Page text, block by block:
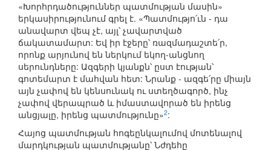
«Խորհրդածություններ պատմության մասին»
երկասիրությունում գրել է. «Պատմությո՛ւն - դա
անավարտ վեպ չէ, այլ՝ չավարտված
ճակատամարտ: Եվ իր էջերը՝ ռազմադաշտե՛ր,
որոնք արյունով են ներկում եկող-անցնող
սերունդները: Ազգերի կյանքն՝ ըստ էության՝
գոտեմարտ է մահվան հետ: Նրանք - ազգե՛րը միայն
այն չափով են կենսունակ ու ստեղծագործ, ինչ
չափով վերապրած և իմաստավորած են իրենց
անցյալը, իրենց պատմությունը»2:
Հայոց պատմության հոգեընկալումով մոտենալով
մարդկության պատմությանը՝ Նժդեհը